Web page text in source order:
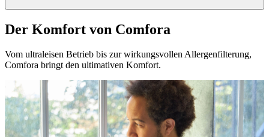
Der Komfort von Comfora
Vom ultraleisen Betrieb bis zur wirkungsvollen Allergenfilterung,
Comfora bringt den ultimativen Komfort.